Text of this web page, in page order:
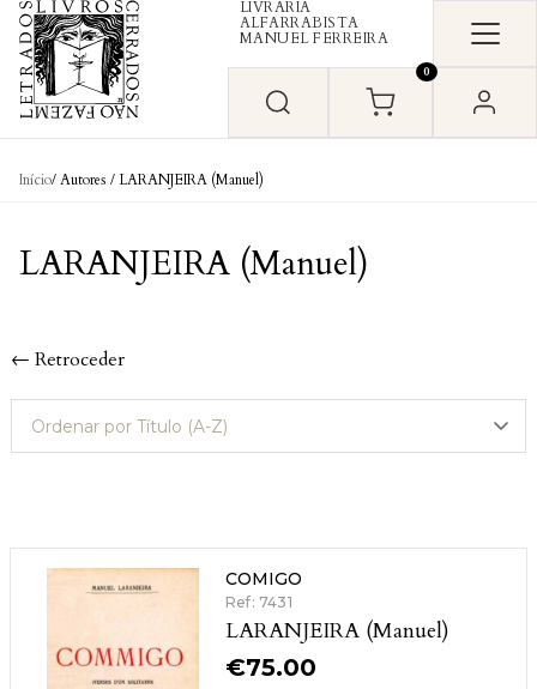
Skip to content
LIVRARIA
ALFARRABISTA
MANUEL FERREIRA
0
Início/ Autores / LARANJEIRA (Manuel)
LARANJEIRA (Manuel)
← Retroceder
COMIGO
Ref: 7431
LARANJEIRA (Manuel)
€75.00